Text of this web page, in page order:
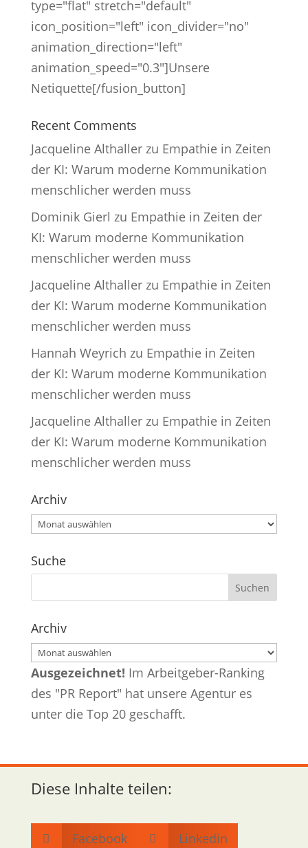
type="flat" stretch="default"
icon_position="left" icon_divider="no"
animation_direction="left"
animation_speed="0.3"]Unsere
Netiquette[/fusion_button]
Recent Comments
Jacqueline Althallerzu Empathie in Zeiten
der KI: Warum moderne Kommunikation
menschlicher werden muss
Dominik Gierl zu Empathie in Zeiten der
KI: Warum moderne Kommunikation
menschlicher werden muss
Jacqueline Althallerzu Empathie in Zeiten
der KI: Warum moderne Kommunikation
menschlicher werden muss
Hannah Weyrich zu Empathie in Zeiten
der KI: Warum moderne Kommunikation
menschlicher werden muss
Jacqueline Althallerzu Empathie in Zeiten
der KI: Warum moderne Kommunikation
menschlicher werden muss
Archiv
Archiv
Suche
Archiv
Archiv
Ausgezeichnet! Im Arbeitgeber-Ranking
des "PR Report" hat unsere Agentur es
unter die Top 20 geschafft.
Diese Inhalte teilen:
 Facebook  Linkedin